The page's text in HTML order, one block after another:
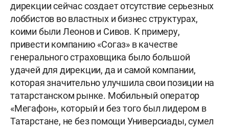
дирекции сейчас создает отсутствие серьезных
лоббистов во властных и бизнес структурах,
коими были Леонов и Сивов. К примеру,
привести компанию «Согаз» в качестве
генерального страховщика было большой
удачей для дирекции, да и самой компании,
которая значительно улучшила свои позиции на
татарстанском рынке. Мобильный оператор
«Мегафон», который и без того был лидером в
Татарстане, не без помощи Универсиады, сумел